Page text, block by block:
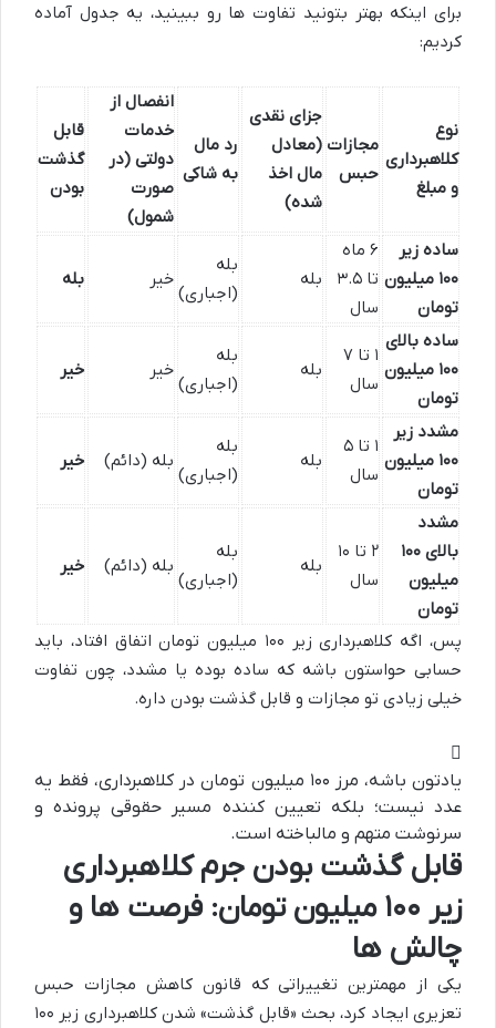
برای اینکه بهتر بتونید تفاوت ها رو ببینید، یه جدول آماده
کردیم:
نوع
کلاهبرداری
و مبلغ
مجازات
حبس
جزای نقدی
(معادل
مال اخذ
شده)
رد مال
به شاکی
انفصال از
خدمات
دولتی (در
صورت
شمول)
قابل
گذشت
بودن
ساده زیر
۱۰۰ میلیون
تومان
۶ ماه
تا ۳.۵
سال
بله
بله
(اجباری)
خیر بله
ساده بالای
۱۰۰ میلیون
تومان
۱ تا ۷
سال
بله
بله
(اجباری)
خیر خیر
مشدد زیر
۱۰۰ میلیون
تومان
۱ تا ۵
سال
بله
بله
(اجباری)
بله (دائم) خیر
مشدد
بالای ۱۰۰
میلیون
تومان
۲ تا ۱۰
سال
بله
بله
(اجباری)
بله (دائم) خیر
پس، اگه کلاهبرداری زیر ۱۰۰ میلیون تومان اتفاق افتاد، باید
حسابی حواستون باشه که ساده بوده یا مشدد، چون تفاوت
خیلی زیادی تو مجازات و قابل گذشت بودن داره.
یادتون باشه، مرز ۱۰۰ میلیون تومان در کلاهبرداری، فقط یه
عدد نیست؛ بلکه تعیین کننده مسیر حقوقی پرونده و
سرنوشت متهم و مالباخته است.
قابل گذشت بودن جرم کلاهبرداری
زیر ۱۰۰ میلیون تومان: فرصت ها و
چالش ها
یکی از مهمترین تغییراتی که قانون کاهش مجازات حبس
تعزیری ایجاد کرد، بحث «قابل گذشت» شدن کلاهبرداری زیر ۱۰۰